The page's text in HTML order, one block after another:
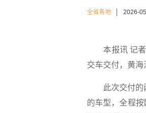
全省各地 2026-
本报讯 记者
交车交付，黄海
此次交付的两
的车型，全程